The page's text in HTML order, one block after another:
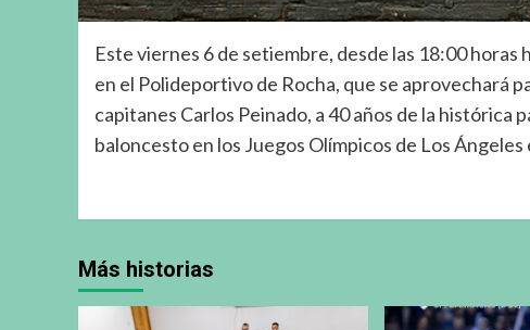
Este viernes 6 de setiembre, desde las 18:00
en el Polideportivo de Rocha, que se aprovechará
capitanes Carlos Peinado, a 40 años de la histórica
baloncesto en los Juegos Olímpicos de Los Ángeles
Más historias